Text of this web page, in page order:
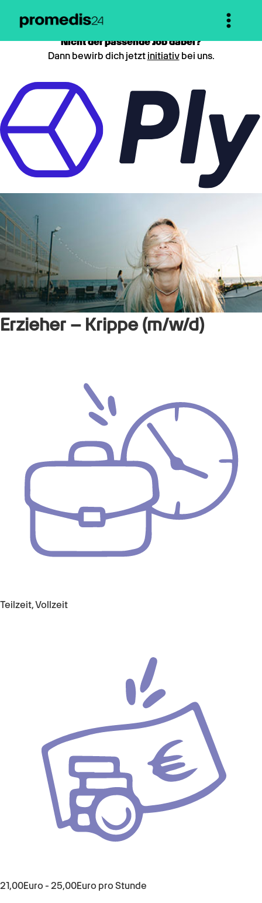
Nicht der passende Job dabei?
Dann bewirb dich jetzt initiativbei uns.
Erzieher – Krippe (m/w/d)
Teilzeit, Vollzeit
21,00Euro - 25,00Euro pro Stunde